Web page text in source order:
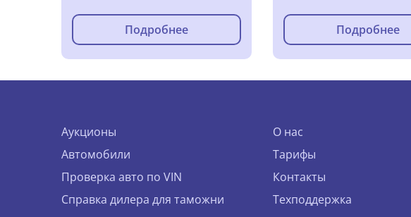
Подробнее Подробнее
Аукционы
Автомобили
Проверка авто по VIN
Справка дилера для таможни
О нас
Тарифы
Контакты
Техподдержка